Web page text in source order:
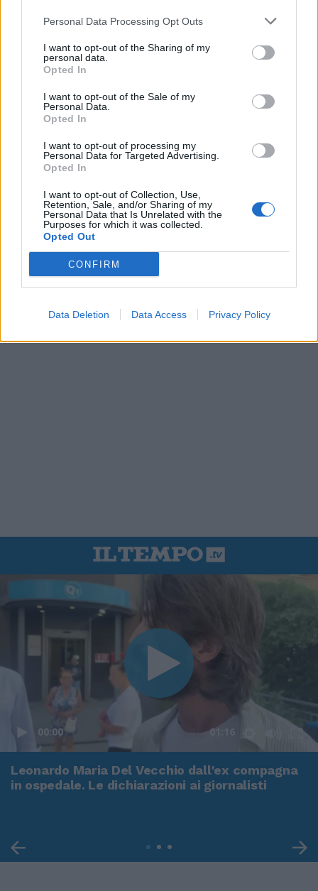
Personal Data Processing Opt Outs
I want to opt-out of the Sharing of my
personal data.
Opted In
I want to opt-out of the Sale of my
Personal Data.
Opted In
I want to opt-out of processing my
Personal Data for Targeted Advertising.
Opted In
I want to opt-out of Collection, Use,
Retention, Sale, and/or Sharing of my
Personal Data that Is Unrelated with the
Purposes for which it was collected.
Opted Out
CONFIRM
Data Deletion Data Access Privacy Policy
00:00 01:16
Leonardo Maria Del Vecchio dall'ex compagna
in ospedale. Le dichiarazioni ai giornalisti